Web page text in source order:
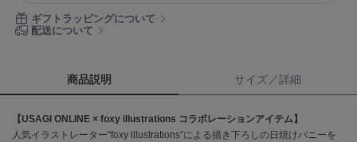
Calvin Klein
セルフォード
célon
セロン
ギフトラッピングについて
配送について
商品説明 サイズ／詳細
【USAGI ONLINE × foxy illustrations コラボレーションアイテム】
人気イラストレーター“foxy illustrations”による描き下ろしの日焼けバニーを